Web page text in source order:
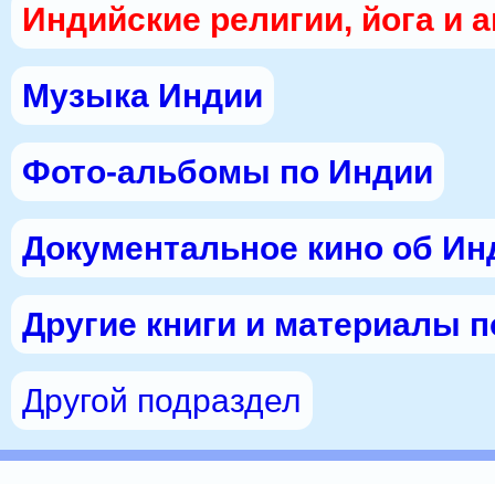
Индийские религии, йога и
Музыка Индии
Фото-альбомы по Индии
Документальное кино об
Другие книги и материалы
Другой подраздел